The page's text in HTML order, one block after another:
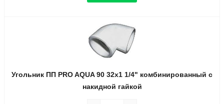
Угольник ПП PRO AQUA 90 32x1 1/4" комбинированный с
накидной гайкой